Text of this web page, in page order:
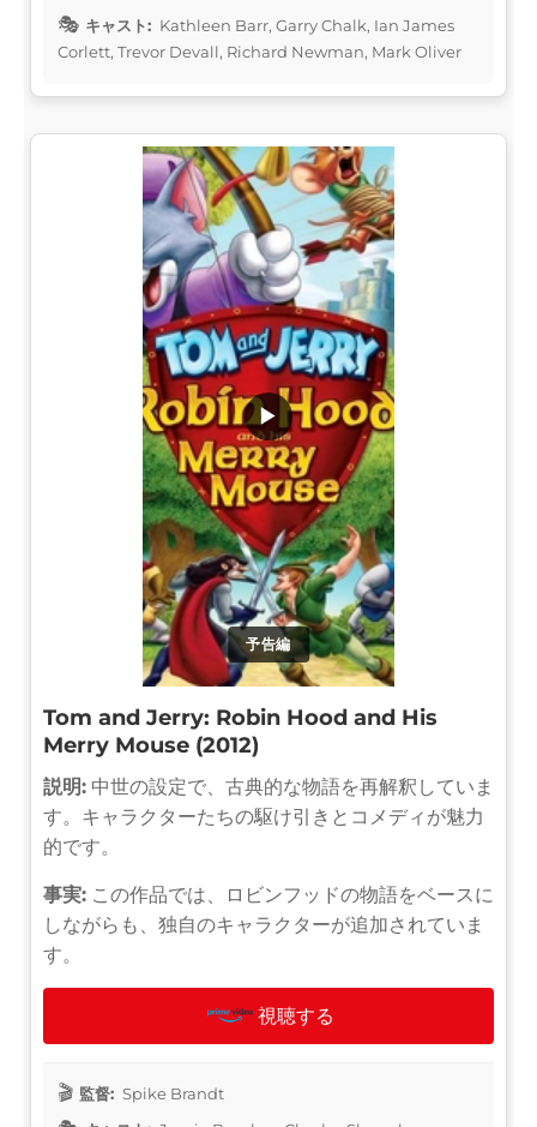
キャスト: Kathleen Barr, Garry Chalk, Ian James
Corlett, Trevor Devall, Richard Newman, Mark Oliver
予告編
▶
Tom and Jerry: Robin Hood and His
Merry Mouse (2012)
説明: 中世の設定で、古典的な物語を再解釈していま
す。キャラクターたちの駆け引きとコメディが魅力
的です。
事実: この作品では、ロビンフッドの物語をベースに
しながらも、独自のキャラクターが追加されていま
す。
視聴する
監督: Spike Brandt